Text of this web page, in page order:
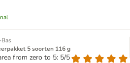
5 soorten 116 g
from zero to 5: 5/5